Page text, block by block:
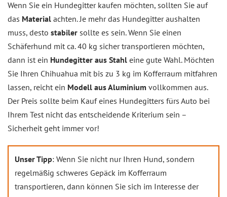
Wenn Sie ein Hundegitter kaufen möchten, sollten Sie auf
das Material achten. Je mehr das Hundegitter aushalten
muss, desto stabiler sollte es sein. Wenn Sie einen
Schäferhund mit ca. 40 kg sicher transportieren möchten,
dann ist ein Hundegitter aus Stahl eine gute Wahl. Möchten
Sie Ihren Chihuahua mit bis zu 3 kg im Kofferraum mitfahren
lassen, reicht ein Modell aus Aluminium vollkommen aus.
Der Preis sollte beim Kauf eines Hundegitters fürs Auto bei
Ihrem Test nicht das entscheidende Kriterium sein –
Sicherheit geht immer vor!
Unser Tipp: Wenn Sie nicht nur Ihren Hund, sondern
regelmäßig schweres Gepäck im Kofferraum
transportieren, dann können Sie sich im Interesse der